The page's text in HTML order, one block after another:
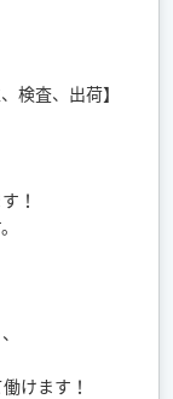
検査、出荷】
！
けます！